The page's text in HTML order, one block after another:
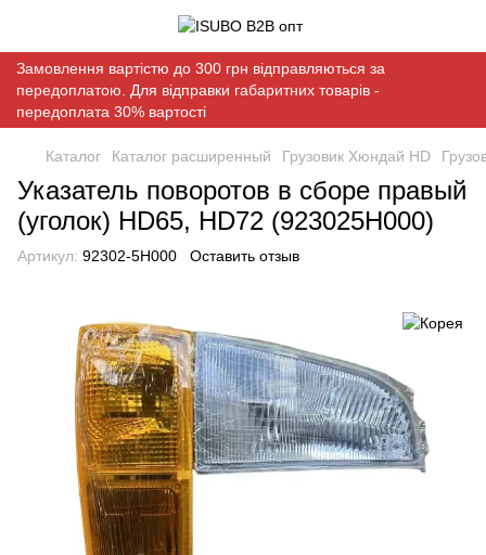
Замовлення вартістю до 300 грн відправляються за
передоплатою. Для відправки габаритних товарів -
передоплата 30% вартості
Каталог Каталог расширенный Грузовик Хюндай HD
Указатель поворотов в сборе правый
(уголок) HD65, HD72 (923025H000)
Артикул: 92302-5H000 Оставить отзыв